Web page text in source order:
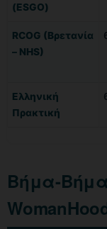
(ESGO)
RCOG (Βρετανία
– NHS)
Ελληνική
Πρακτική
Βήμα-